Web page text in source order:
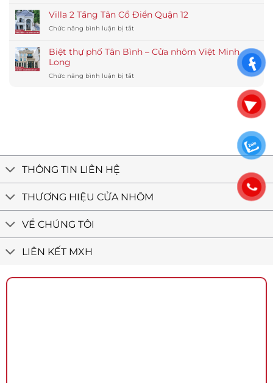
muối
tạo,
điểm,
giá
Thự
Mau
Giải
nhôm
Villa 2 Tầng Tân Cổ Điển Quận 12
Chức năng bình luận bị tắtở
Tầng
Cổ
Biệt thự phố Tân Bình – Cửa nhôm Việt Minh
Long
Chức năng bình luận bị tắtở
Long
THÔNG TIN LIÊN HỆ
THƯƠNG HIỆU CỬA NHÔM
VỀ CHÚNG TÔI
LIÊN KẾT MXH